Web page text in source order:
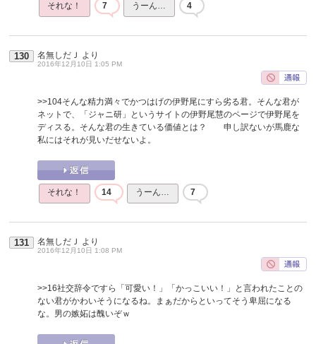
それな！ 7 うーん… 4
130 名無しだＪ より
2016年12月10日 1:05 PM
>>104そんな精力満々でかつはげの伊野尾にすら劣る君。そんな君が
ネットで、「ジャニ研」というサイトの伊野尾慧のページで伊野尾を
ディスる。そんな君の生きている価値とは？ 申し訳ないが馬鹿な
私にはそれが見いだせないよ。
それな！ 14 うーん… 7
131 名無しだＪ より
2016年12月10日 1:08 PM
>>16社交辞令ですら「可愛い！」「かっこいい！」と言われたことの
ない君がかわいそうになるね。まぁだからといってそう卑屈になる
な。男の嫉妬は醜いぞｗ